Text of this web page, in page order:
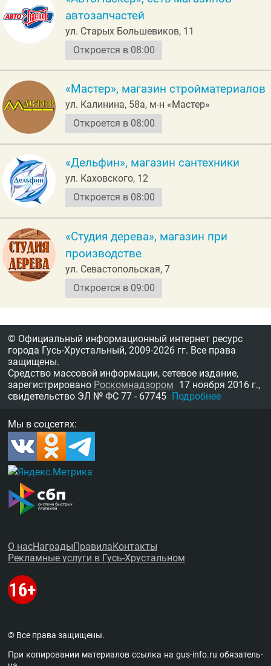
автозапчастей
ул. Старых Большевиков, 11
Откроется в 08:00
«Мастер», магазин стройматериалов
ул. Калинина, 58а, м-н «Мастер»
Откроется в 08:00
«Дельфин», магазин сантехники
ул. Каховского, 12
Откроется в 08:00
«Студия дерева», магазин при
производстве
ул. Севастопольская, 7
Откроется в 09:00
© Официальный информационный интернет ресурс
города Гусь-Хрустальный, 2009-2026 гг. Все права
защищены.
Средство массовой информации, сетевое издание,
зарегистрировано Роскомнадзором 17 ноября 2016 г.,
свидетельство ЭЛ № ФС 77 - 67745 Подробнее
Мы в соцсетях:
О насНаграды Правила Контакты
Рекламные услуги в Гусь-Хрустальном
© Все права защищены.
При копировании материалов ссыл­ка наgus-info.ru обя­за­тель­